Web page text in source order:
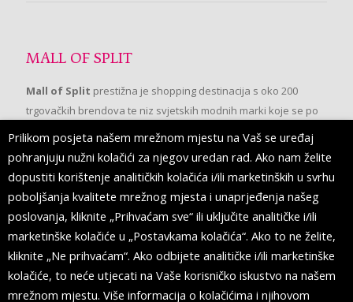
MALL OF SPLIT
Mall of Split prestižna je shopping destinacija s oko 200
trgovačkih brendova te niz svjetskih modnih marki koje se po
prvi put pojavljuju u Splitu.
PRATITE NAS
Prilikom posjeta našem mrežnom mjestu na Vaš se uređaj
pohranjuju nužni kolačići za njegov uredan rad. Ako nam želite
dopustiti korištenje analitičkih kolačića i/ili marketinških u svrhu
poboljšanja kvalitete mrežnog mjesta i unaprjeđenja našeg
poslovanja, kliknite „Prihvaćam sve“ ili uključite analitičke i/ili
marketinške kolačiće u „Postavkama kolačića“. Ako to ne želite,
kliknite „Ne prihvaćam“. Ako odbijete analitičke i/ili marketinške
kolačiće, to neće utjecati na Vaše korisničko iskustvo na našem
mrežnom mjestu. Više informacija o kolačićima i njihovom